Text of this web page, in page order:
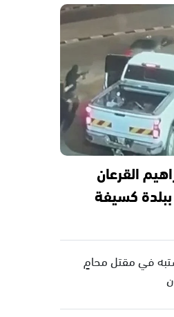
القرعان
كسيفة
في مقتل محامٍ